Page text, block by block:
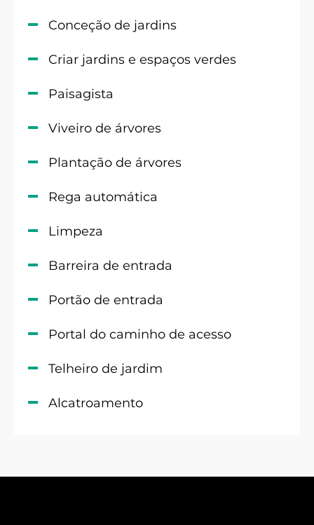
Conceção de jardins
Criar jardins e espaços verdes
Paisagista
Viveiro de árvores
Plantação de árvores
Rega automática
Limpeza
Barreira de entrada
Portão de entrada
Portal do caminho de acesso
Telheiro de jardim
Alcatroamento